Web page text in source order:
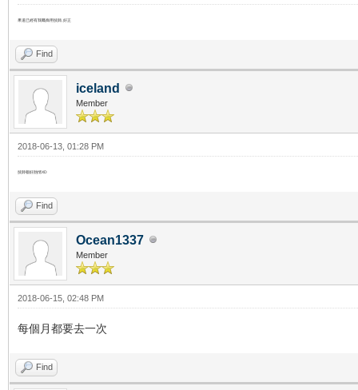
果道已經有我嘅御用技師, 好正
Find
iceland
Member
2018-06-13, 01:28 PM
技師都好熱情XD
Find
Ocean1337
Member
2018-06-15, 02:48 PM
每個月都要去一次
Find